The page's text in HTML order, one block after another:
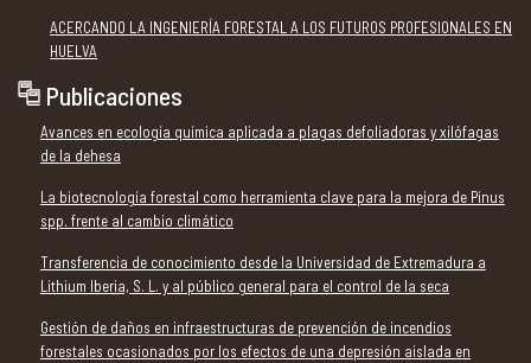
ACERCANDO LA INGENIERÍA FORESTAL A LOS FUTUROS PROFESIONALES EN
HUELVA
Publicaciones
Avances en ecología química aplicada a plagas defoliadoras y xilófagas
de la dehesa
La biotecnología forestal como herramienta clave para la mejora de Pinus
spp. frente al cambio climático
Transferencia de conocimiento desde la Universidad de Extremadura a
Lithium Iberia, S. L. y al público general para el control de la seca
Gestión de daños en infraestructuras de prevención de incendios
forestales ocasionados por los efectos de una depresión aislada en